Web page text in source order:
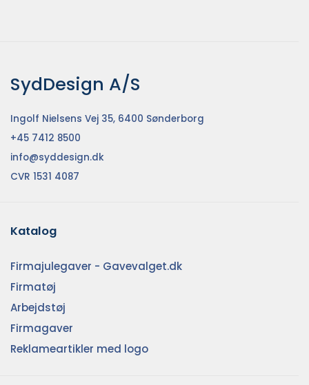
SydDesign A/S
Ingolf Nielsens Vej 35, 6400 Sønderborg
+45 7412 8500
info@syddesign.dk
CVR 1531 4087
Katalog
Firmajulegaver - Gavevalget.dk
Firmatøj
Arbejdstøj
Firmagaver
Reklameartikler med logo